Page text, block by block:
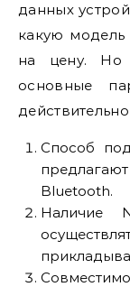
данных
какую модель
на цену. Но
основные
Способ
предлагают
Bluetooth.
Наличие